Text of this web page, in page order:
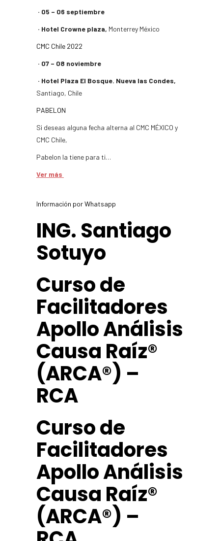
· 05 – 06 septiembre
· Hotel Crowne plaza, Monterrey México
CMC Chile 2022
· 07 – 08 noviembre
· Hotel Plaza El Bosque. Nueva las Condes,
Santiago, Chile
PABELON
Si deseas alguna fecha alterna al CMC MÉXICO y
CMC Chile,
Pabelon la tiene para ti…
Ver más
Información por Whatsapp
ING. Santiago
Sotuyo
Curso de
Facilitadores
Apollo Análisis
Causa Raíz®
(ARCA®) –
RCA
Curso de
Facilitadores
Apollo Análisis
Causa Raíz®
(ARCA®) –